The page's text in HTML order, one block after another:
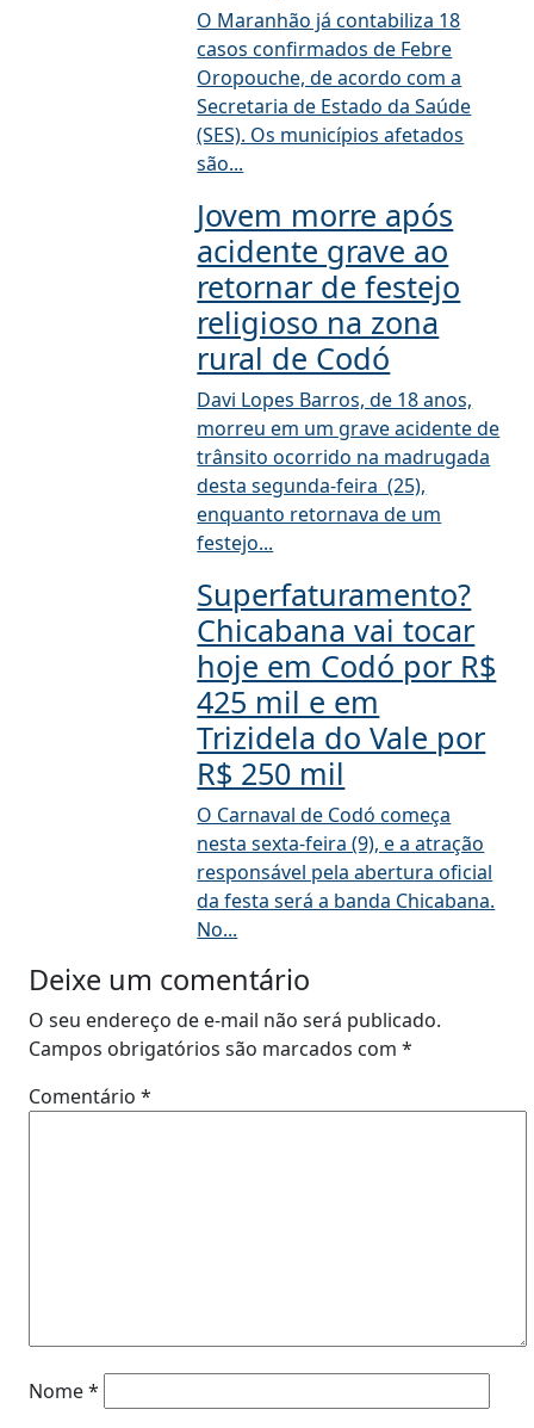
O Maranhão já contabiliza 18
casos confirmados de Febre
Oropouche, de acordo com a
Secretaria de Estado da Saúde
(SES). Os municípios afetados
são...
Jovem morre após
acidente grave ao
retornar de festejo
religioso na zona
rural de Codó
Davi Lopes Barros, de 18 anos,
morreu em um grave acidente de
trânsito ocorrido na madrugada
desta segunda-feira (25),
enquanto retornava de um
festejo...
Superfaturamento?
Chicabana vai tocar
hoje em Codó por R$
425 mil e em
Trizidela do Vale por
R$ 250 mil
O Carnaval de Codó começa
nesta sexta-feira (9), e a atração
responsável pela abertura oficial
da festa será a banda Chicabana.
No...
Deixe um comentário
O seu endereço de e-mail não será publicado.
Campos obrigatórios são marcados com *
Comentário *
Nome*